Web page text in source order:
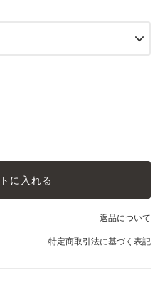
に入れる
返品について
特定商取引法に基づく表記